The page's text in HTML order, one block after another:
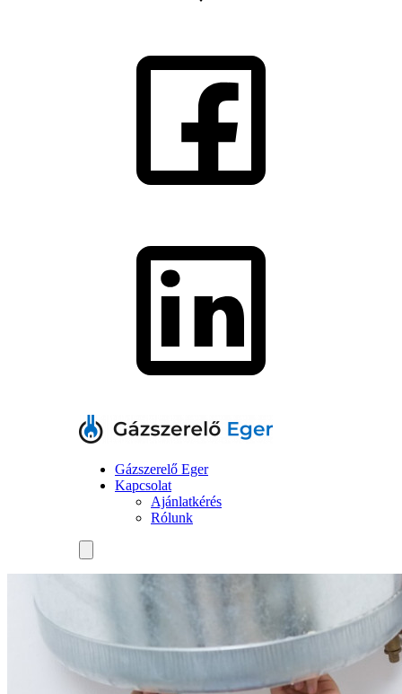
Gázszerelő Eger
Kapcsolat
Ajánlatkérés
Rólunk